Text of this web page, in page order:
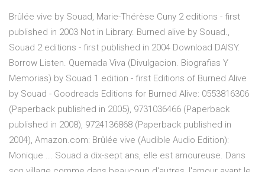
Brûlée vive by Souad, Marie-Thérèse Cuny 2 editions - first
published in 2003 Not in Library. Burned alive by Souad.,
Souad 2 editions - first published in 2004 Download DAISY.
Borrow Listen. Quemada Viva (Divulgacion. Biografias Y
Memorias) by Souad 1 edition - first Editions of Burned Alive
by Souad - Goodreads Editions for Burned Alive: 0553816306
(Paperback published in 2005), 9731036466 (Paperback
published in 2008), 9724136868 (Paperback published in
2004), Amazon.com: Brûlée vive (Audible Audio Edition):
Monique ... Souad a dix-sept ans, elle est amoureuse. Dans